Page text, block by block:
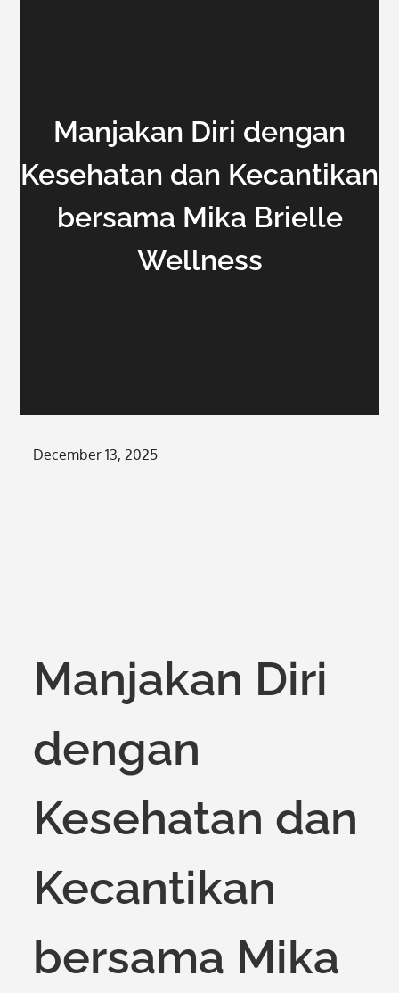
Manjakan Diri dengan
Kesehatan dan Kecantikan
bersama Mika Brielle
Wellness
Posted
December 13, 2025
Manjakan Diri
dengan
Kesehatan dan
Kecantikan
bersama Mika